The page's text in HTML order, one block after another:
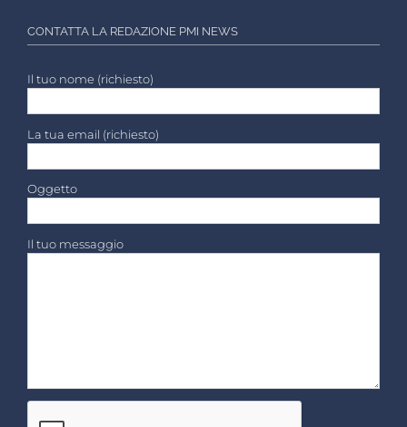
CONTATTA LA REDAZIONE PMI NEWS
Il tuo nome (richiesto)
La tua email (richiesto)
Oggetto
Il tuo messaggio